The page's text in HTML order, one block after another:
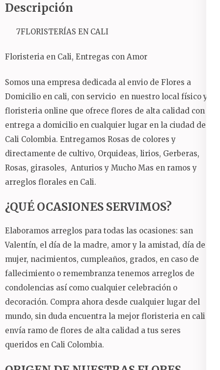
Descripción
7FLORISTERÍAS EN CALI
Floristeria en Cali, Entregas con Amor
Somos una empresa dedicada al envio de Flores a
Domicilio en cali, con servicio en nuestro local físico y
floristeria online que ofrece flores de alta calidad con
entrega a domicilio en cualquier lugar en la ciudad de
Cali Colombia. Entregamos Rosas de colores y
directamente de cultivo, Orquideas, lirios, Gerberas,
Rosas, girasoles, Anturios y Mucho Mas en ramos y
arreglos florales en Cali.
¿QUÉ OCASIONES SERVIMOS?
Elaboramos arreglos para todas las ocasiones: san
Valentín, el día de la madre, amor y la amistad, día de la
mujer, nacimientos, cumpleaños, grados, en caso de
fallecimiento o remembranza tenemos arreglos de
condolencias así como cualquier celebración o
decoración. Compra ahora desde cualquier lugar del
mundo, sin duda encuentra la mejor floristeria en cali y
envía ramo de flores de alta calidad a tus seres
queridos en Cali Colombia.